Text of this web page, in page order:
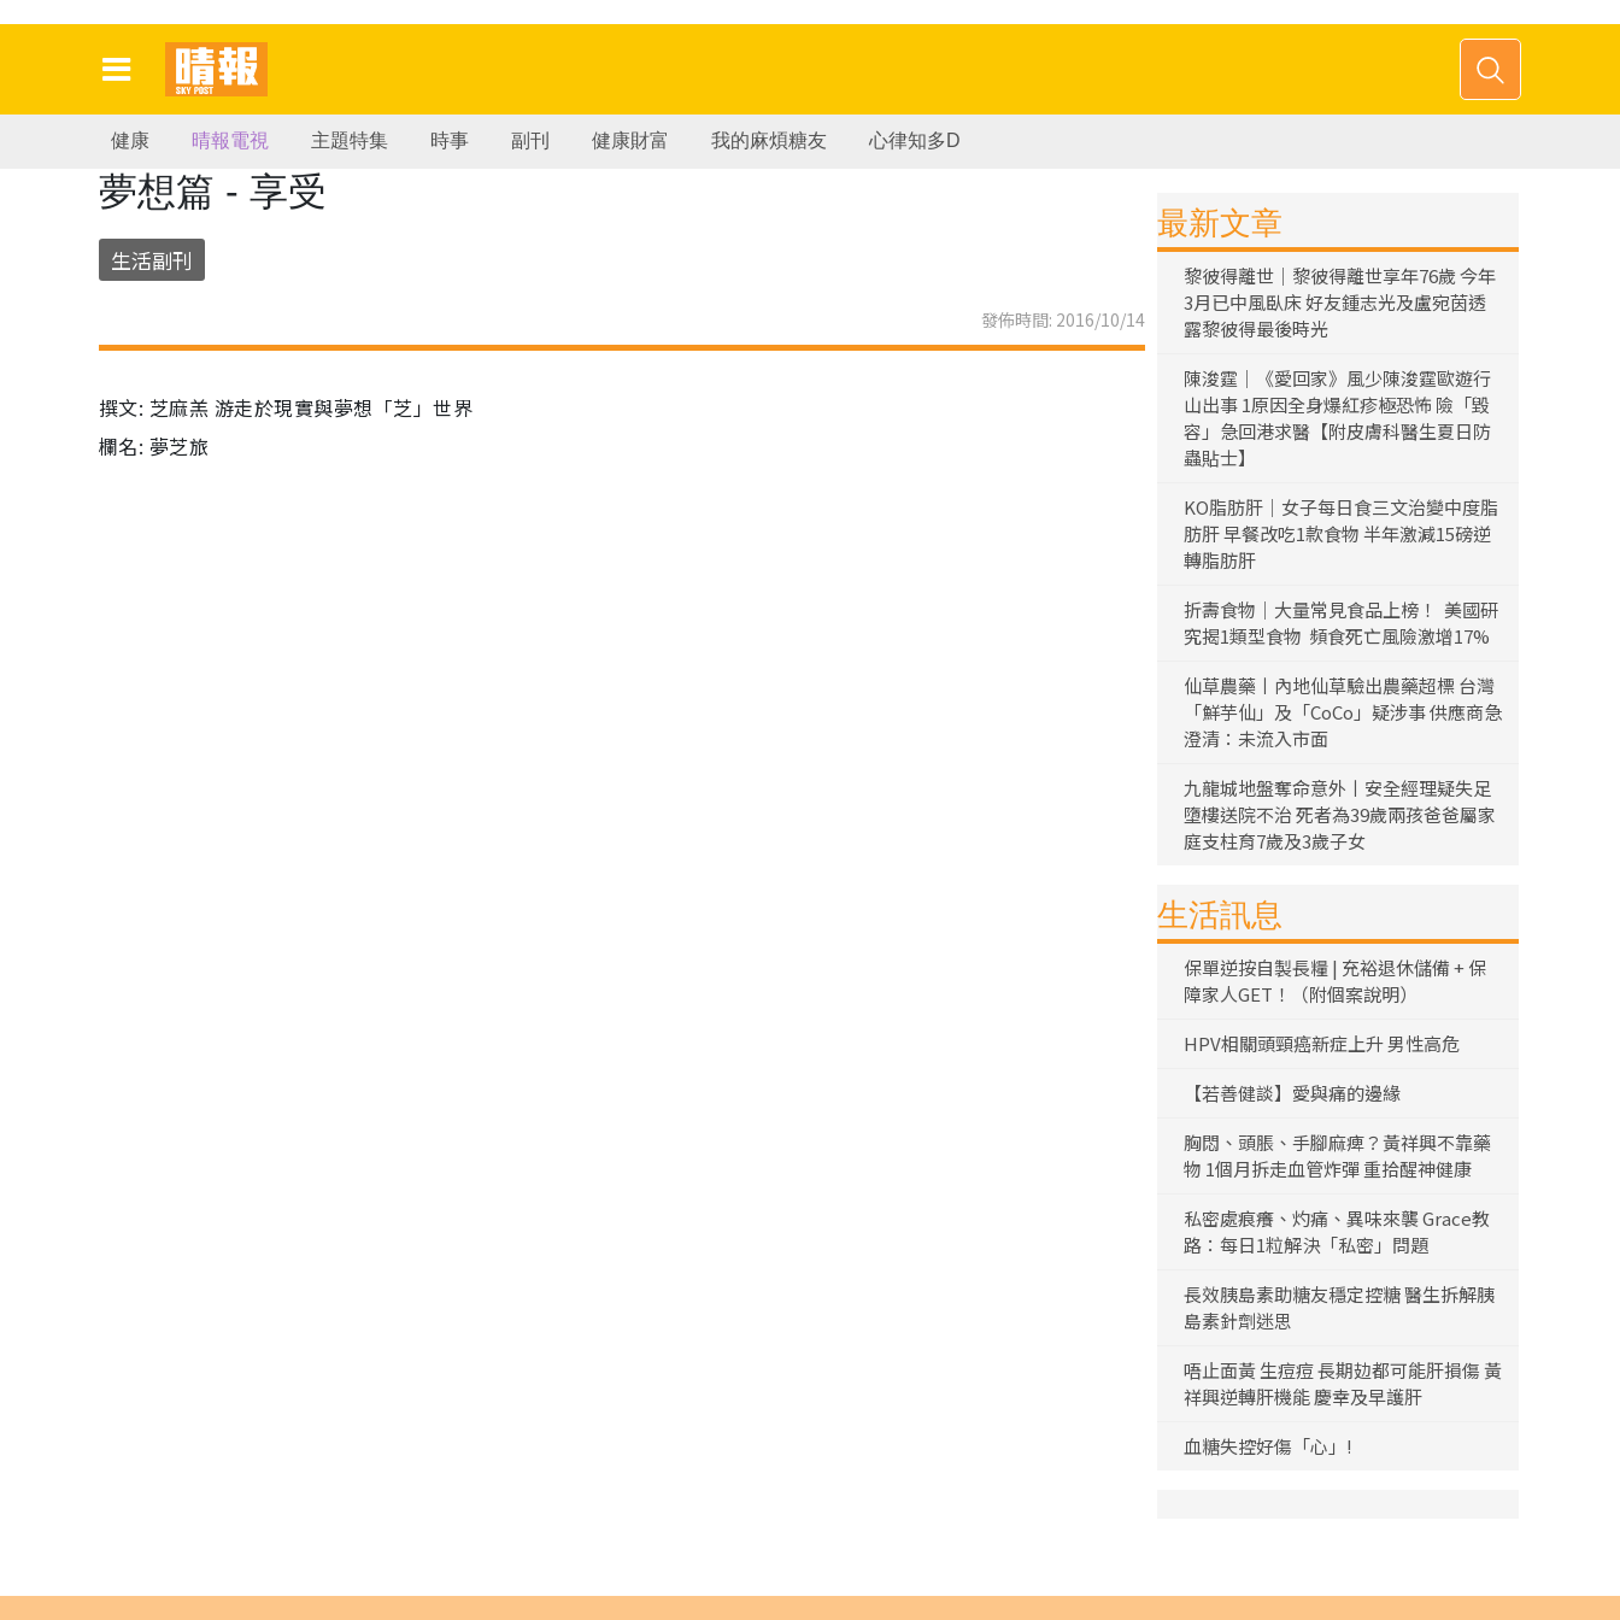
健康 晴報電視 主題特集 時事 副刊 健康財富 我的麻煩糖友 心律知多D
夢想篇 - 享受
生活副刊
發佈時間: 2016/10/14
撰文: 芝麻羔 游走於現實與夢想「芝」世界
欄名: 夢芝旅
最新文章
黎彼得離世｜黎彼得離世享年76歲 今年
3月已中風臥床 好友鍾志光及盧宛茵透
露黎彼得最後時光
陳浚霆｜《愛回家》風少陳浚霆歐遊行
山出事 1原因全身爆紅疹極恐怖 險「毀
容」急回港求醫【附皮膚科醫生夏日防
蟲貼士】
KO脂肪肝｜女子每日食三文治變中度脂
肪肝 早餐改吃1款食物 半年激減15磅逆
轉脂肪肝
折壽食物｜大量常見食品上榜！ 美國研
究揭1類型食物 頻食死亡風險激增17%
仙草農藥丨內地仙草驗出農藥超標 台灣
「鮮芋仙」及「CoCo」疑涉事 供應商急
澄清：未流入市面
九龍城地盤奪命意外丨安全經理疑失足
墮樓送院不治 死者為39歲兩孩爸爸屬家
庭支柱育7歲及3歲子女
生活訊息
保單逆按自製長糧 | 充裕退休儲備 + 保
障家人GET！（附個案說明）
HPV相關頭頸癌新症上升 男性高危
【若善健談】愛與痛的邊緣
胸悶、頭脹、手腳麻痺？黃祥興不靠藥
物 1個月拆走血管炸彈 重拾醒神健康
私密處痕癢、灼痛、異味來襲 Grace教
路：每日1粒解決「私密」問題
長效胰島素助糖友穩定控糖 醫生拆解胰
島素針劑迷思
唔止面黃 生痘痘 長期攰都可能肝損傷 黃
祥興逆轉肝機能 慶幸及早護肝
血糖失控好傷「心」!